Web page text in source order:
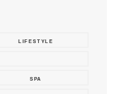
LIFESTYLE
SPA